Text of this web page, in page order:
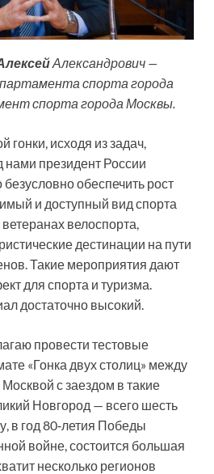
Александрович —
спорта города
спорта города Москвы.
гонки, исходя из задач,
нами президент России
обеспечить рост
и доступный вид спорта
велоспорта,
дестинации на пути
Такие мероприятия дают
для спорта и туризма.
достаточно высокий.
провести тестовые
«Гонка двух столиц» между
с заездом в такие
Новгород — всего шесть
в год 80‑летия Победы
войне, состоится большая
несколько регионов